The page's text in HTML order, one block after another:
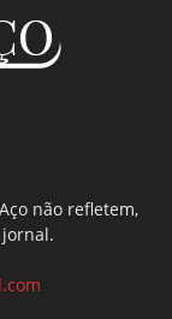
não refletem,